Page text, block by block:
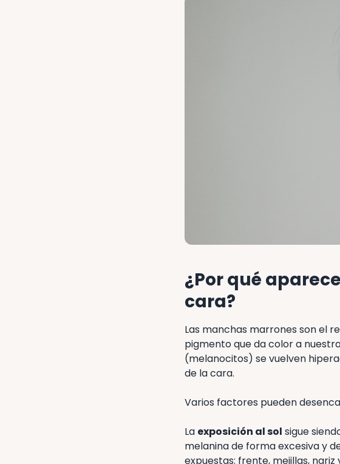
¿Por qué
cara?
Las manchas marrones son el
pigmento que da color a
(melanocitos) se vuelven
de la cara.
Varios factores pueden
La exposición al sol sigue
melanina de forma excesiva y
expuestas: frente, mejillas, nariz